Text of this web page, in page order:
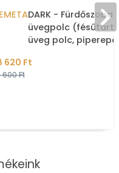
DARK - Fürdőszobai
üvegpolc
üveg polc,
fekete fali
620 Ft
600 Ft